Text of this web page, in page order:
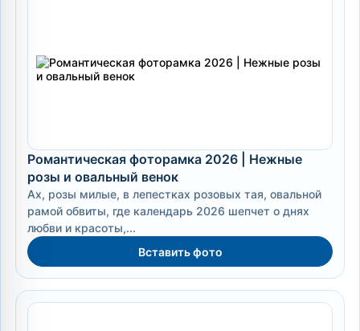
Романтическая фоторамка 2026 | Нежные
розы и овальный венок
Ах, розы милые, в лепестках розовых тая, овальной
рамой обвиты, где календарь 2026 шепчет о днях
любви и красоты,...
Вставить фото